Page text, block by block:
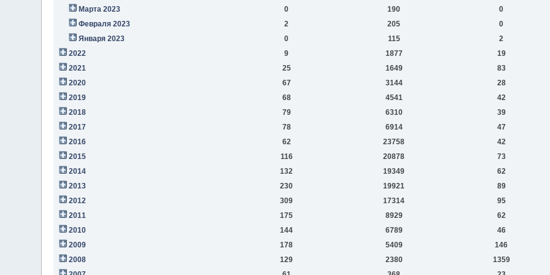
Марта 2023 0 190
0
Февраля 2023
2 205
0
Января 2023
0 115
2
2022
9 1877
19
2021
25 1649
83
2020
67 3144
28
2019
68 4541
42
2018
79 6310
39
2017
78 6914
47
2016
62 23758
42
2015
116 20878
73
2014
132 19349
62
2013
230 19921
89
2012
309 17314
95
2011
175 8929
62
2010
144 6789
46
2009
178 5409
146
2008
129 2380
1359